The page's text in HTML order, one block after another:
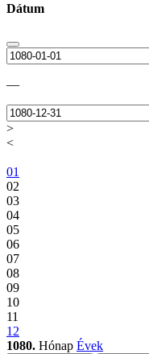
Dátum
—
>
<
01
02
03
04
05
06
07
08
09
10
11
12
1080. Hónap Évek